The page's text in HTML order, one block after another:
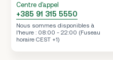
Centre d'appel
+385 91 315 5550
Nous sommes disponibles à
l’heure : 08:00 - 22:00 (Fuseau
horaire CEST +1)